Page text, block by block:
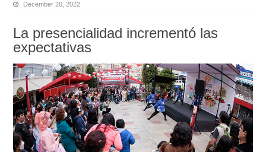
December 20, 2022
La presencialidad incrementó las
expectativas